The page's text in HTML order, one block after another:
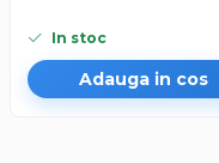
In stoc
Adauga in cos